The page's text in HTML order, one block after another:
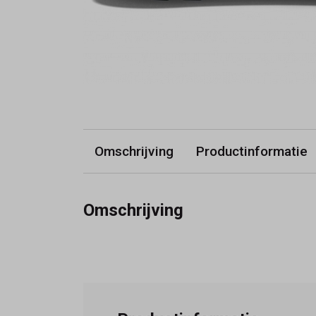
Omschrijving Productinformatie
Omschrijving